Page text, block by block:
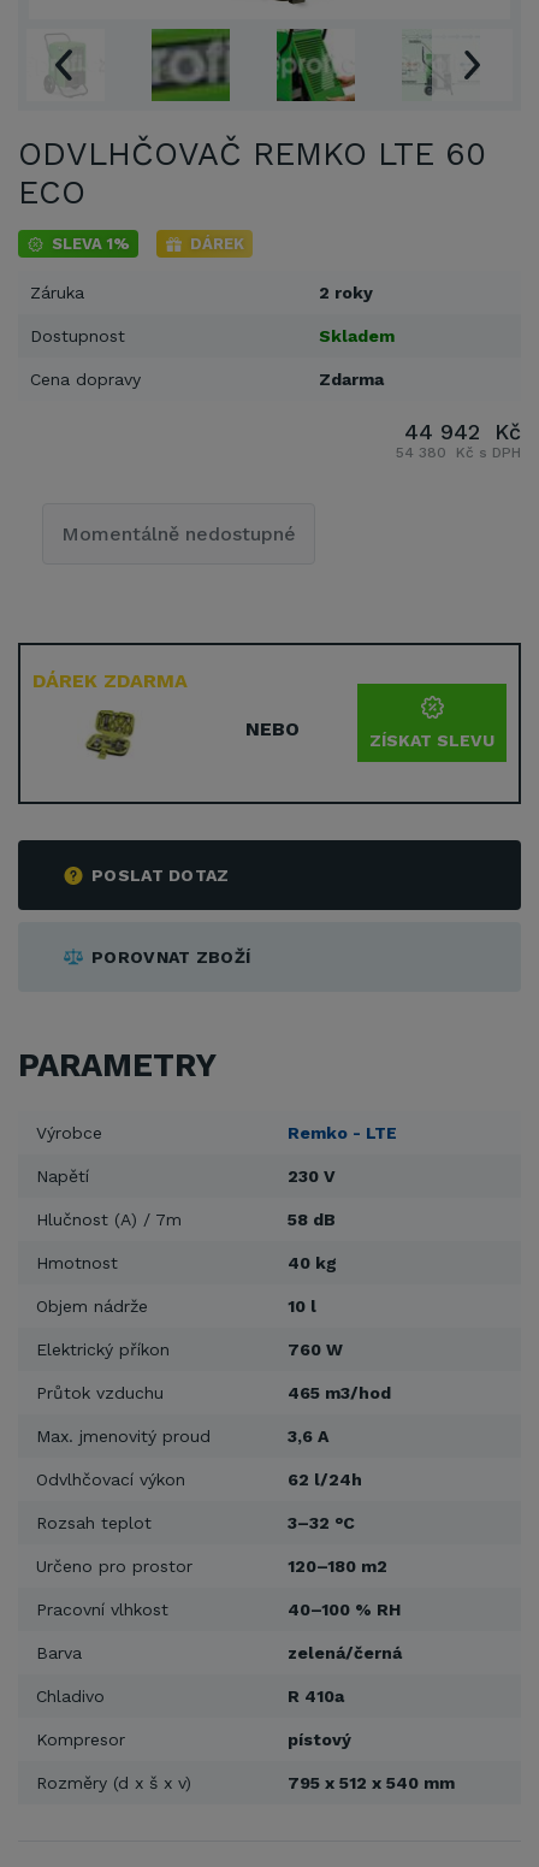
ODVLHČOVAČ REMKO LTE 60
ECO
SLEVA 1% DÁREK
Záruka 2 roky
Dostupnost Skladem
Cena dopravy Zdarma
POSLAT DOTAZ
POROVNAT ZBOŽÍ
DÁREK ZDARMA
NEBO ZÍSKAT SLEVU
44 942 Kč
54 380 Kč s DPH
Momentálně nedostupné
PARAMETRY
Výrobce Remko - LTE
Napětí 230 V
Hlučnost (A) / 7m 58 dB
Hmotnost 40 kg
Objem nádrže 10 l
Elektrický příkon 760 W
Průtok vzduchu 465 m3/hod
Max. jmenovitý proud 3,6 A
Odvlhčovací výkon 62 l/24h
Rozsah teplot 3–32 °C
Určeno pro prostor 120–180 m2
Pracovní vlhkost 40–100 % RH
Barva zelená/černá
Chladivo R 410a
Kompresor pístový
Rozměry (d x š x v) 795 x 512 x 540 mm